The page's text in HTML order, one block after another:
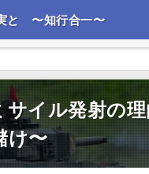
と 〜知行合一〜
サイル発射の
け〜